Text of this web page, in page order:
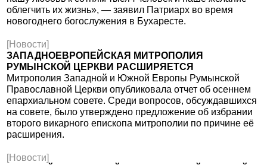
облегчить их жизнь», — заявил Патриарх во время
новогоднего богослужения в Бухаресте.
[Новости]
ЗАПАДНОЕВРОПЕЙСКАЯ МИТРОПОЛИЯ
РУМЫНСКОЙ ЦЕРКВИ РАСШИРЯЕТСЯ
Митрополия Западной и Южной Европы Румынской
Православной Церкви опубликовала отчет об осеннем
епархиальном совете. Среди вопросов, обсуждавшихся
на совете, было утверждено предложение об избрании
второго викарного епископа митрополии по причине её
расширения.
[Новости]